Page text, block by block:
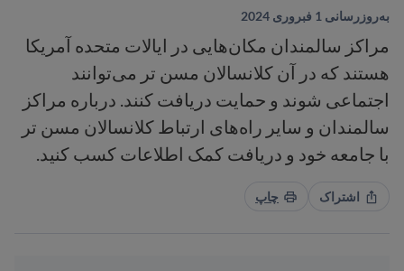
به‌روزرسانی 1 فبروری 2024
مراکز سالمندان مکان‌هایی در ایالات متحده آمریکا
هستند که در آن کلانسالان مسن تر می‌توانند
اجتماعی شوند و حمایت دریافت کنند. درباره مراکز
سالمندان و سایر راه‌های ارتباط کلانسالان مسن تر
با جامعه خود و دریافت کمک اطلاعات کسب کنید.
اشتراک چاپ